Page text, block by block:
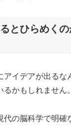
とひらめく
アイデアが出るな
かもしれません。
代の脳科学で明確